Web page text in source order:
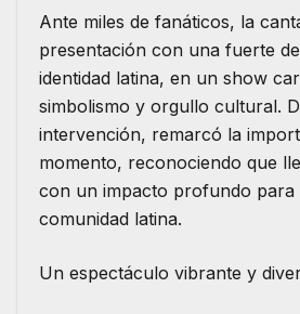
Ante miles de fanáticos, la
presentación con una fuerte
identidad latina, en un show
simbolismo y orgullo cultural.
intervención, remarcó la
momento, reconociendo que
con un impacto profundo para
comunidad latina.
Un espectáculo vibrante y